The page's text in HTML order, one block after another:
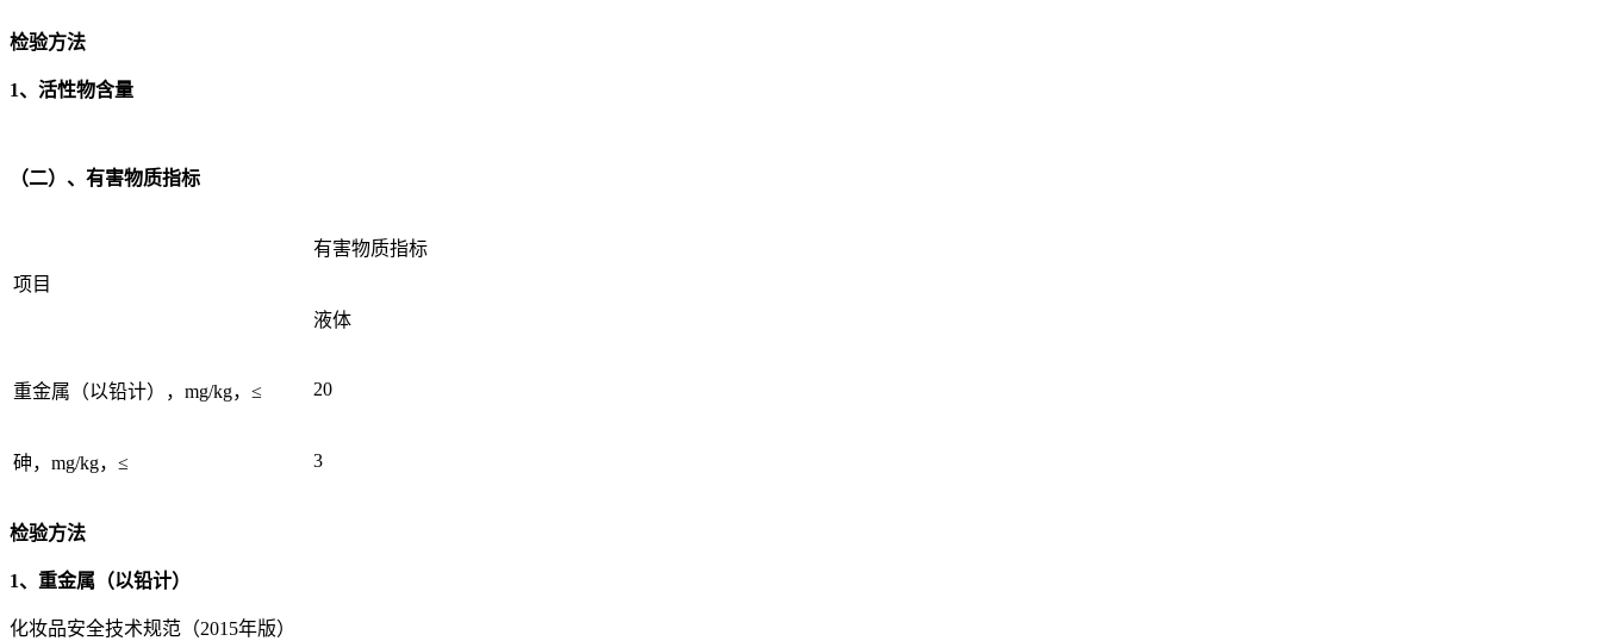
检验方法
1、活性物含量
（二）、有害物质指标
项目
有害物质指标
液体
重金属（以铅计），mg/kg，≤ 20
砷，mg/kg，≤ 3
检验方法
1、重金属（以铅计）
化妆品安全技术规范（2015年版）